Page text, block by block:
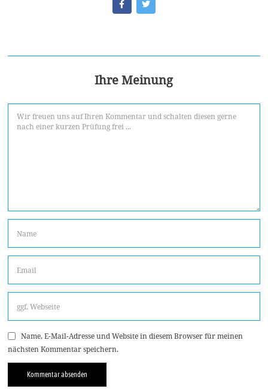
Ihre Meinung
Name, E-Mail-Adresse und Website in diesem Browser für meinen
nächsten Kommentar speichern.